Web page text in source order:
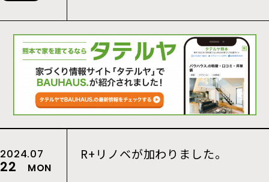
2024.07
22 MON
R+リノベが加わりました。